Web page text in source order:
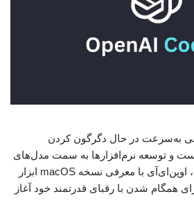
به‌سرعت در حال دگرگون کردن
و توسعه نرم‌افزارها به سمت مدل‌های
عامل‌محور حرکت می‌کند، اوپن‌ای‌آی با معرفی نسخه macOS ابزار
همگام شدن با رقبای قدرتمند خود آغاز